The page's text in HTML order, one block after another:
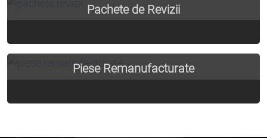
Pachete de Revizii
Piese Remanufacturate